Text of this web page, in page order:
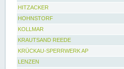
HITZACKER
HOHNSTORF
KOLLMAR
KRAUTSAND REEDE
KRÜCKAU-SPERRWERK AP
LENZEN